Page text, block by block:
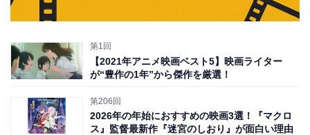
ルタイム推理スリラー
て、目の前にはAIの裁判官がいて、いきなり『あなたは
殺人の容疑者だ』と告げられるというもの。しかも、
第1回
【2021年アニメ映画ベスト5】映画ライター
が“豊作の1年”から傑作を厳選！
第206回
2026年の年始におすすめの映画3選！『マクロ
ス』監督最新作『迷宮のしおり』が面白い理由